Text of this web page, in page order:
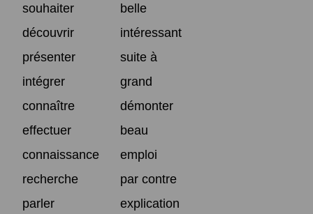
souhaiter
belle
découvrir
intéressant
présenter
suite à
intégrer
grand
connaître
démonter
effectuer
beau
connaissance
emploi
recherche
par contre
parler
explication